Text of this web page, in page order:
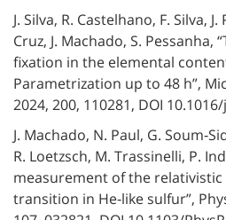
J. Silva, R. Castelhano, F. Silva, J.
Cruz, J. Machado, S.
fixation in the elemental
Parametrization up to 48 h”,
2024, 200, 110281, DOI
J. Machado, N. Paul, G.
R. Loetzsch, M. Trassinelli, P.
measurement of the
transition in He‐like sulfur”,